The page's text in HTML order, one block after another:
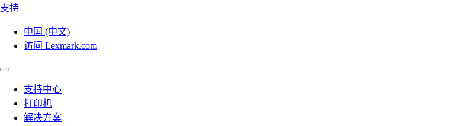
支持
中国 (中文)
访问 Lexmark.com
支持中心
打印机
解决方案